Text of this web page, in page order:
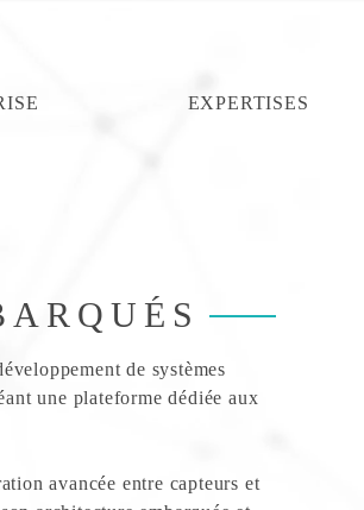
EXPERTISES
de systèmes
une plateforme dédiée aux
avancée entre capteurs et